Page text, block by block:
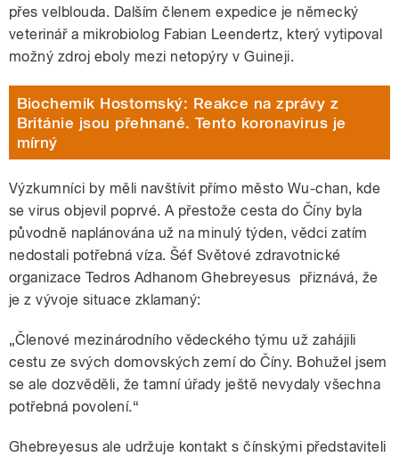
přes velblouda. Dalším členem expedice je německý
veterinář a mikrobiolog Fabian Leendertz, který vytipoval
možný zdroj eboly mezi netopýry v Guineji.
Biochemik Hostomský: Reakce na zprávy z
Británie jsou přehnané. Tento koronavirus je
mírný
Výzkumníci by měli navštívit přímo město Wu-chan, kde
se virus objevil poprvé. A přestože cesta do Číny byla
původně naplánována už na minulý týden, vědci zatím
nedostali potřebná víza. Šéf Světové zdravotnické
organizaceTedros Adhanom Ghebreyesus přiznává, že
je z vývoje situace zklamaný:
„Členové mezinárodního vědeckého týmu už zahájili
cestu ze svých domovských zemí do Číny. Bohužel jsem
se ale dozvěděli, že tamní úřady ještě nevydaly všechna
potřebná povolení.“
Ghebreyesus ale udržuje kontakt s čínskými představiteli